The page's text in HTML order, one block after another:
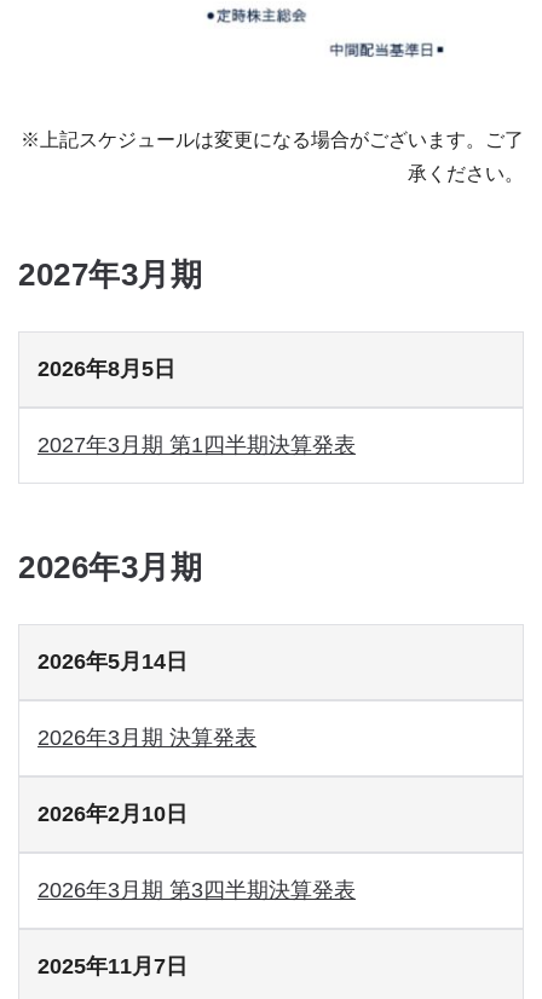
※上記スケジュールは変更になる場合がございます。ご了
承ください。
2027年3月期
2026年8月5日
2027年3月期 第1四半期決算発表
2026年3月期
2026年5月14日
2026年3月期 決算発表
2026年2月10日
2026年3月期 第3四半期決算発表
2025年11月7日